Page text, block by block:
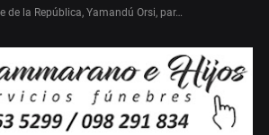
de la República, Yamandú Orsi, par…